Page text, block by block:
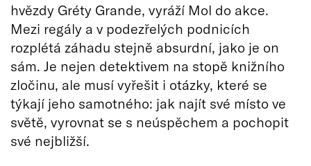
hvězdy Gréty Grande, vyráží Mol do akce.
Mezi regály a v podezřelých podnicích
rozplétá záhadu stejně absurdní, jako je on
sám. Je nejen detektivem na stopě knižního
zločinu, ale musí vyřešit i otázky, které se
týkají jeho samotného: jak najít své místo ve
světě, vyrovnat se s neúspěchem a pochopit
své nejbližší.